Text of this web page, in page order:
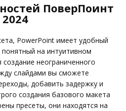
ПоверПоинт
2024
PowerPoint имеет удобный
на интуитивном
неограниченного
слайдами вы сможете
добавить задержку и
создания базового макета
пресеты, они находятся на